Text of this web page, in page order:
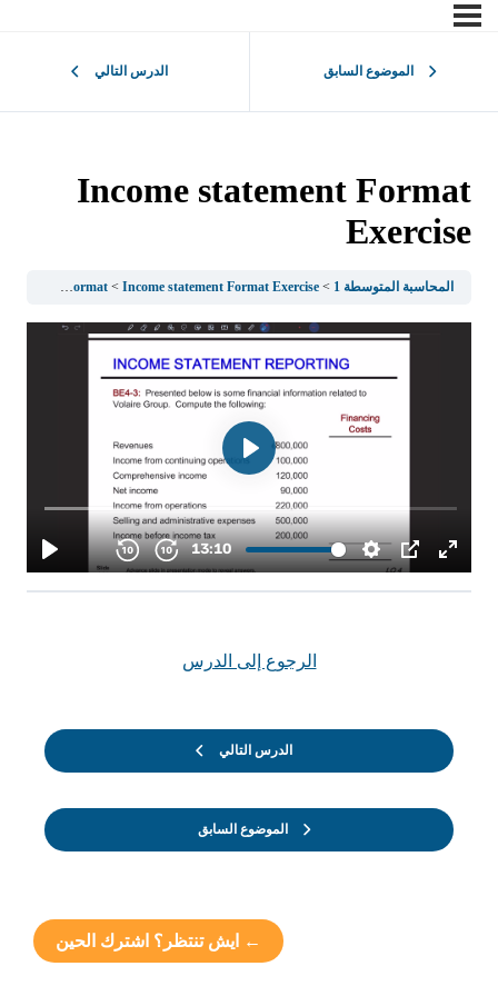
الموضوع السابق الدرس التالي
Income statement Format
Exercise
المحاسبة المتوسطة 1 Income statement format Income statement Format Exercise
الموضوع السابق
الرجوع إلى الدرس
الدرس التالي
← ايش تنتظر؟ اشترك الحين